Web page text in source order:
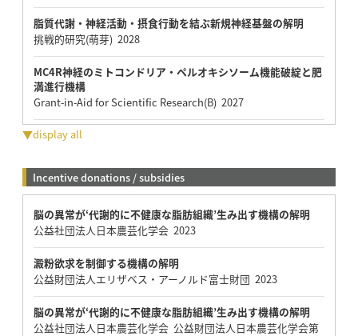
脂質代謝・神経活動・摂食行動を結ぶ新規神経基盤の解明
挑戦的研究(萌芽) 2028
MC4R神経のミトコンドリア・ペルオキシソーム機能破綻と肥
満進行機構
Grant-in-Aid for Scientific Research(B) 2027
▼display all
Incentive donations / subsidies
脳の異常が‘代謝的に不健康な脂肪組織’生み出す機構の解明
公益社団法人日本農芸化学会 2023
澱粉欲求を制御する機構の解明
公益財団法人エリザベス・アーノルド富士財団 2023
脳の異常が‘代謝的に不健康な脂肪組織’生み出す機構の解明
公益社団法人日本農芸化学会 公益財団法人日本農芸化学会第